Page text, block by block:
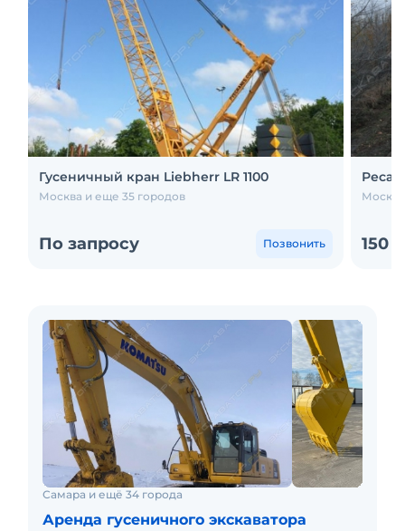
Гусеничный кран Liebherr LR 1100
Москва и еще 35 городов
По запросу Позвонить 150
Самара и ещё 34 города
Аренда гусеничного экскаватора